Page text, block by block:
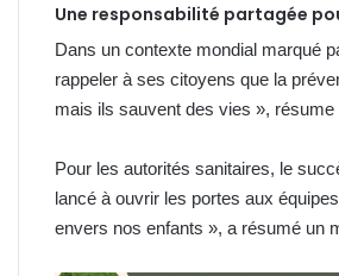
Une responsabilité partagée
Dans un contexte mondial marqué
rappeler à ses citoyens que la
mais ils sauvent des vies »,
Pour les autorités sanitaires, le
lancé à ouvrir les portes aux
envers nos enfants », a résumé un